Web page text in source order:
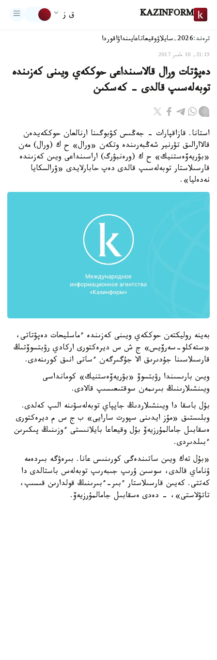
KAZINFORM ق ز
ترەند:2026-سايلاۋ وقيعاتاعايىنداۋاقوردا
21:15, 10 مامىر 2017
دەپۋتات ورال قالاسىنداعى حوككەي ويىنى كەزىندە
توبەلەسىپ قالدى - كەسكىن
استانا. قازاقپارات - جەڭىس كۋبوگىنا ارنالعان حوككەيدەن
قالاارالىق تۋرنير شەڭبەرىندە وتكەن «ورال» ح ك (ورال) مەن
«بۋريەۆەستنيك» ح ك (ورەنبۋرگ) اراسىنداعى ويىن كەزىندە
قارسىلاستار توبەلەسىپ قالدى دەپ حابارلايدى «ۋرالسكايا
نەدەليا».
بەينە روليكتەن حوككەي ويىنى كەزىندە ءماسليحات دەپۋتاتى،
«ستەكلو-سەرۆيس» ج ش س ديرەكتورى اركادي رۋبتسوۆتىڭ
قارسىلاسىنا جۇدىرىق الا جۇگىرگەن ءساتى انىق كورىنەدى.
ويىن بارىسىندا رۋبتسوۆ «بۋريەۆەستنيك» كومانداسى
ويىنشىلارىنىڭ بىرىمەن سوقتىعىسىپ قالادى.
بۇل باسقا دا ويىنشىلاردىڭ جاپپاي توبەلەسۋىنە الىپ كەلدى.
وبلىستىق «مۇز ايدىنى سپورت سارايى» ب ج س م ديرەكتورى
ەسقابىل جامالمۇرزيەۆ بۇل وقيعاعا بايلانىستى ءوزىنىڭ پىكىرىن
ءبىلدىردى.
«بۇل تەك ويىن ساتىندەگى كورىنىس عانا. بىرەۋگە بىردەمە
ۇناماي قالدى، سوسىن ۇرىپ جىبەرىپ توبەلەس باستالدى دا
كەتتى. كەيىن قارسىلاستار ءبىر-ءبىرىنىڭ قولدارىن قىسىپ،
تاتۋلاستى»، - دەدى ەسقابىل جامالمۇرزيەۆ.